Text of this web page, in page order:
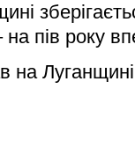
на пів року
на Луганщині